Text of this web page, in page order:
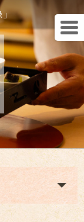
」